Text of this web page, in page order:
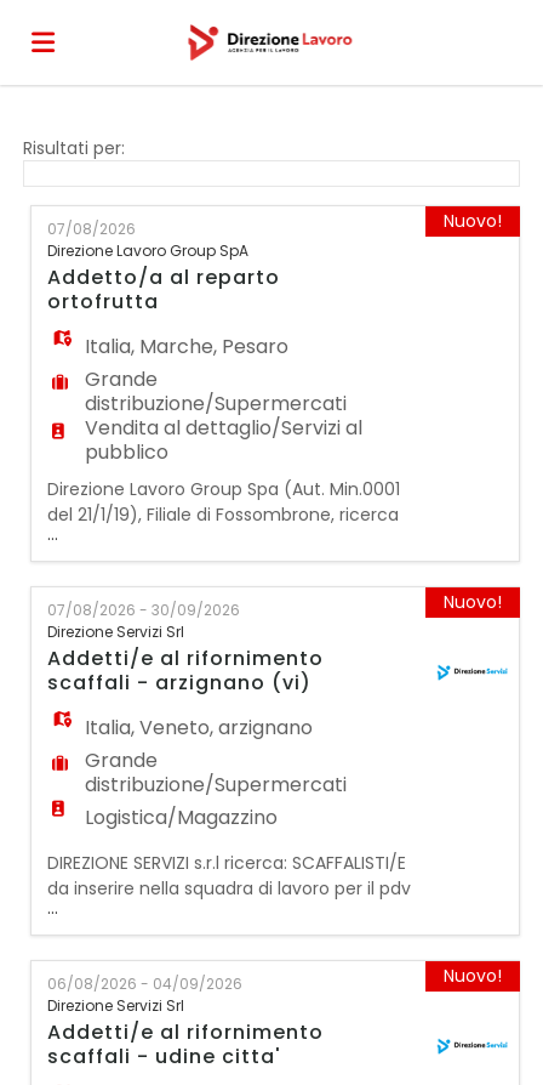
Offerte
di
lavoro
Carica
il
CV
Login
Risultati per:
07/08/2026
Direzione Lavoro Group SpA
Addetto/a al reparto
ortofrutta
Italia, Marche, Pesaro
Grande
distribuzione/Supermercati
Vendita al dettaglio/Servizi al
pubblico
Direzione Lavoro Group Spa (Aut. Min.0001
del 21/1/19), Filiale di Fossombrone, ricerca
un/a ADDETTO/A AL REPARTO ORTOFRUTTA
La figura ricercata dovrà svolgere le
seguenti mansioni: ● Gestione del reparto
ortofrutta ● Esposizione dei prodotti ●
Controllo e verifica dei prodotti rispettando
gli standard qualitativi ● Rifornimento
merce ● A
...
Nuovo!
07/08/2026 - 30/09/2026
Direzione Servizi Srl
Addetti/e al rifornimento
scaffali - arzignano (vi)
Italia,Veneto,arzignano
Grande
distribuzione/Supermercati
Logistica/Magazzino
DIREZIONE SERVIZI s.r.l ricerca: SCAFFALISTI/E
da inserire nella squadra di lavoro per il pdv
di ARZIGNANO (VI). REQUISITI FONDAMENTALI
PER LA CANDIDATURA: - Preferibilmente
avere esperienza pregressa nella specifica
mansione svolta in supermercati e/o
negozi; - DISPONIBILITA' IMMEDIATA e
flessibilità oraria; - Domicilio in Savona o
essere aut
...
Nuovo!
06/08/2026 - 04/09/2026
Direzione Servizi Srl
Addetti/e al rifornimento
scaffali - udine citta'
Nuovo!